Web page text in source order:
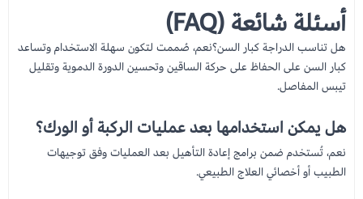
أسئلة شائعة (FAQ)
هل تناسب الدراجة كبار السن؟نعم، صُممت لتكون سهلة الاستخدام وتساعد
كبار السن على الحفاظ على حركة الساقين وتحسين الدورة الدموية وتقليل
تيبس المفاصل.
هل يمكن استخدامها بعد عمليات الركبة أو الورك؟
نعم، تُستخدم ضمن برامج إعادة التأهيل بعد العمليات وفق توجيهات
الطبيب أو أخصائي العلاج الطبيعي.